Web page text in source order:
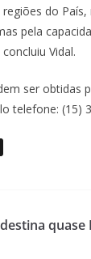
do
pela
Vidal.
ser obtidas
telefone: (15)
quase